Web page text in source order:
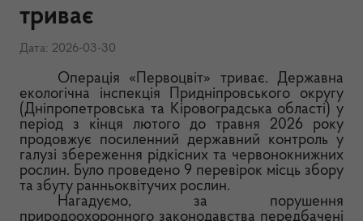
триває
Дата: 2026-03-30
Операція «Первоцвіт» триває. Державна
екологічна інспекція Придніпровського округу
(Дніпропетровська та Кіровоградська області) у
період з кінця лютого до травня 2026 року
продовжує посиленний державний контроль у
галузі збереження рідкісних та червонокнижних
рослин. Було проведено 9 перевірок місць збору
та збуту ранньоквітучих рослин.
Нагадуємо, за порушення
природоохоронного законодавства передбачені